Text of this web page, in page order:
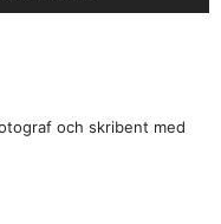
och skribent med